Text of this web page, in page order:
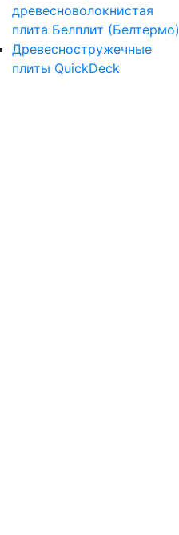
древесноволокнистая
плита Белплит (Белтермо)
Древесностружечные
плиты QuickDeck